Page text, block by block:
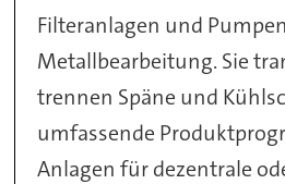
Filteranlagen und
Metallbearbeitung. Sie
trennen Späne und
umfassende
Anlagen für dezentrale